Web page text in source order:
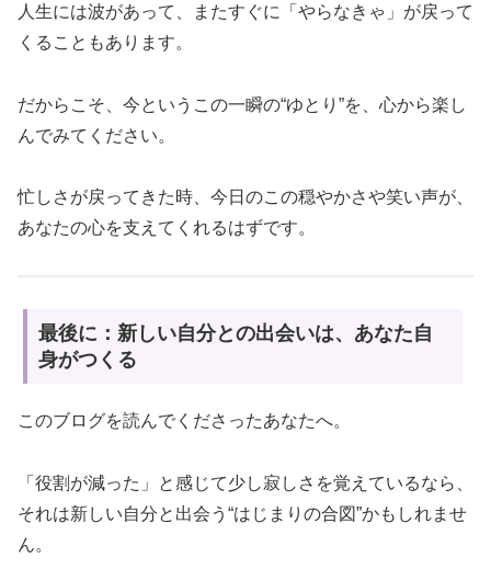
人生には波があって、またすぐに「やらなきゃ」が戻って
くることもあります。
だからこそ、今というこの一瞬の“ゆとり”を、心から楽し
んでみてください。
忙しさが戻ってきた時、今日のこの穏やかさや笑い声が、
あなたの心を支えてくれるはずです。
最後に：新しい自分との出会いは、あなた自
身がつくる
このブログを読んでくださったあなたへ。
「役割が減った」と感じて少し寂しさを覚えているなら、
それは新しい自分と出会う“はじまりの合図”かもしれませ
ん。